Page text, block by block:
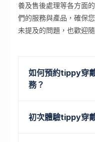
養及售後處理等各方面
們的服務與產品，確保
未提及的問題，也歡迎
如何預約tippy穿
務？
初次體驗tippy穿